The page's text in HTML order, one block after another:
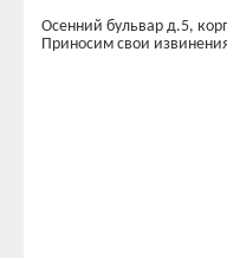
Осенний бульвар д.5,
Приносим свои